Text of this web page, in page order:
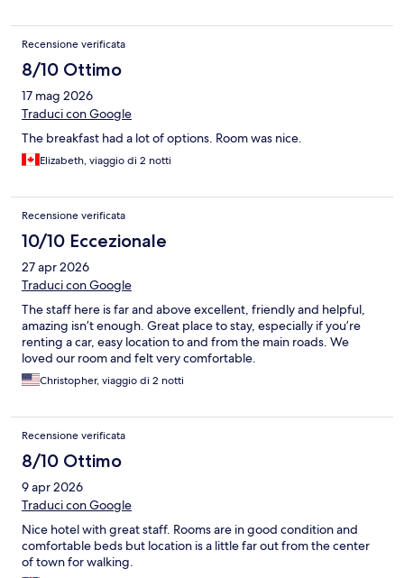
Recensione verificata
8/10 Ottimo
17 mag 2026
Traduci con Google
The breakfast had a lot of options. Room was nice.
Elizabeth, viaggio di 2 notti
Recensione verificata
10/10 Eccezionale
27 apr 2026
Traduci con Google
The staff here is far and above excellent, friendly and helpful,
amazing isn’t enough. Great place to stay, especially if you’re
renting a car, easy location to and from the main roads. We
loved our room and felt very comfortable.
Christopher, viaggio di 2 notti
Recensione verificata
8/10 Ottimo
9 apr 2026
Traduci con Google
Nice hotel with great staff. Rooms are in good condition and
comfortable beds but location is a little far out from the center
of town for walking.